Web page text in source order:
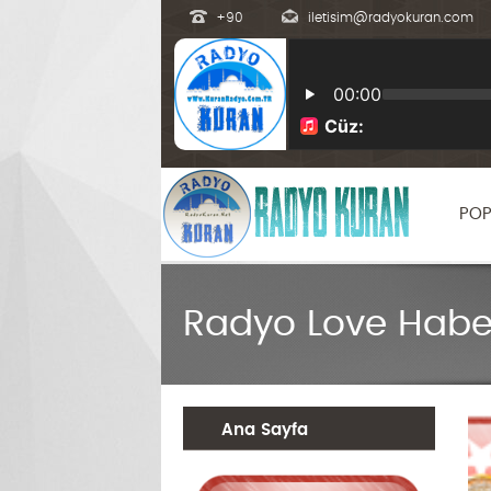
+90 iletisim@radyokuran.com
Radyo Love
Ana Sayfa